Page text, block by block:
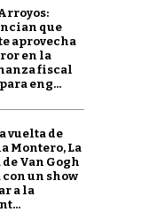
que
aprovecha
en la
fiscal
eng...
vuelta de
Montero, La
de Van Gogh
un show
a la